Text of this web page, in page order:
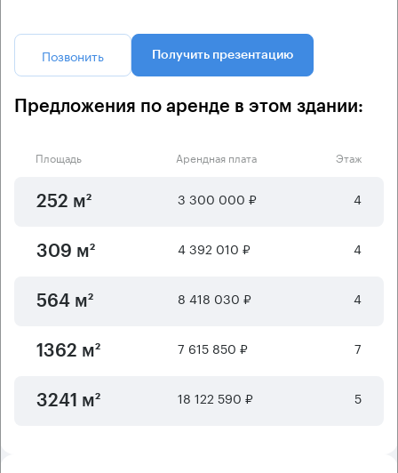
Позвонить Получить презентацию
Предложения по аренде в этом здании:
Площадь Арендная плата Этаж
252 м² 3 300 000 ₽ 4
309 м² 4 392 010 ₽ 4
564 м² 8 418 030 ₽ 4
1362 м² 7 615 850 ₽ 7
3241 м² 18 122 590 ₽ 5